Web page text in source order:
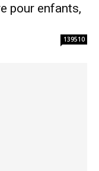
pour enfants,
139510